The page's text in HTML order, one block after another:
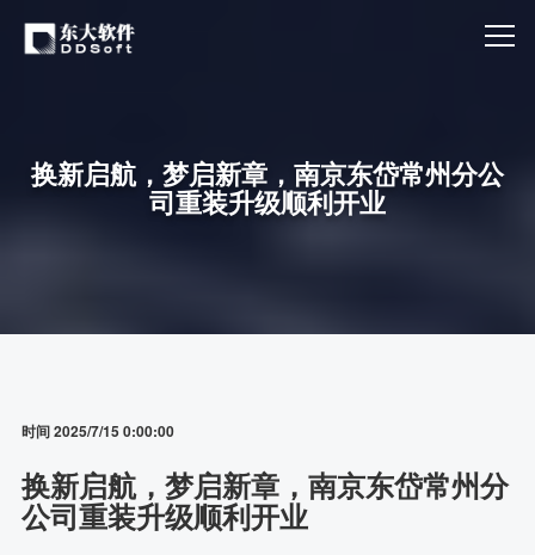
换新启航，梦启新章，南京东岱常州分公
司重装升级顺利开业
时间 2025/7/15 0:00:00
换新启航，梦启新章，南京东岱常州分
公司重装升级顺利开业